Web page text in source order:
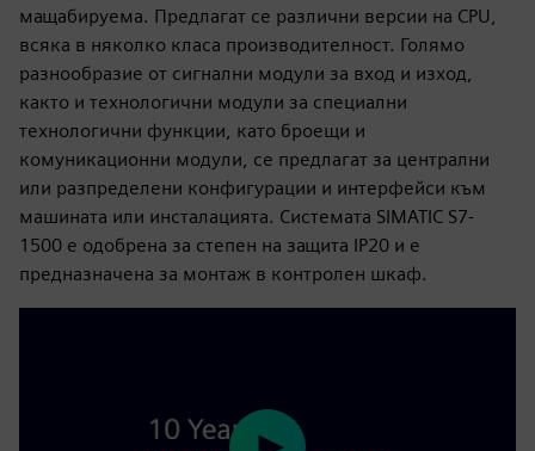
мащабируема. Предлагат се различни версии на CPU,
всяка в няколко класа производителност. Голямо
разнообразие от сигнални модули за вход и изход,
както и технологични модули за специални
технологични функции, като броещи и
комуникационни модули, се предлагат за централни
или разпределени конфигурации и интерфейси към
машината или инсталацията. Системата SIMATIC S7-
1500 е одобрена за степен на защита IP20 и е
предназначена за монтаж в контролен шкаф.